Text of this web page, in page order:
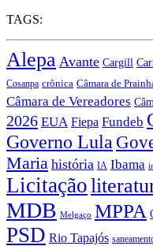
TAGS:
Alepa Avante Cargill
Cosanpa crônica Câmara de
Câmara de Vereadores
2026 EUA Fiepa Fundeb
Governo Lula
Maria história IA Ibama
Licitação
MDB Melgaço MPPA
PSD Rio Tapajós